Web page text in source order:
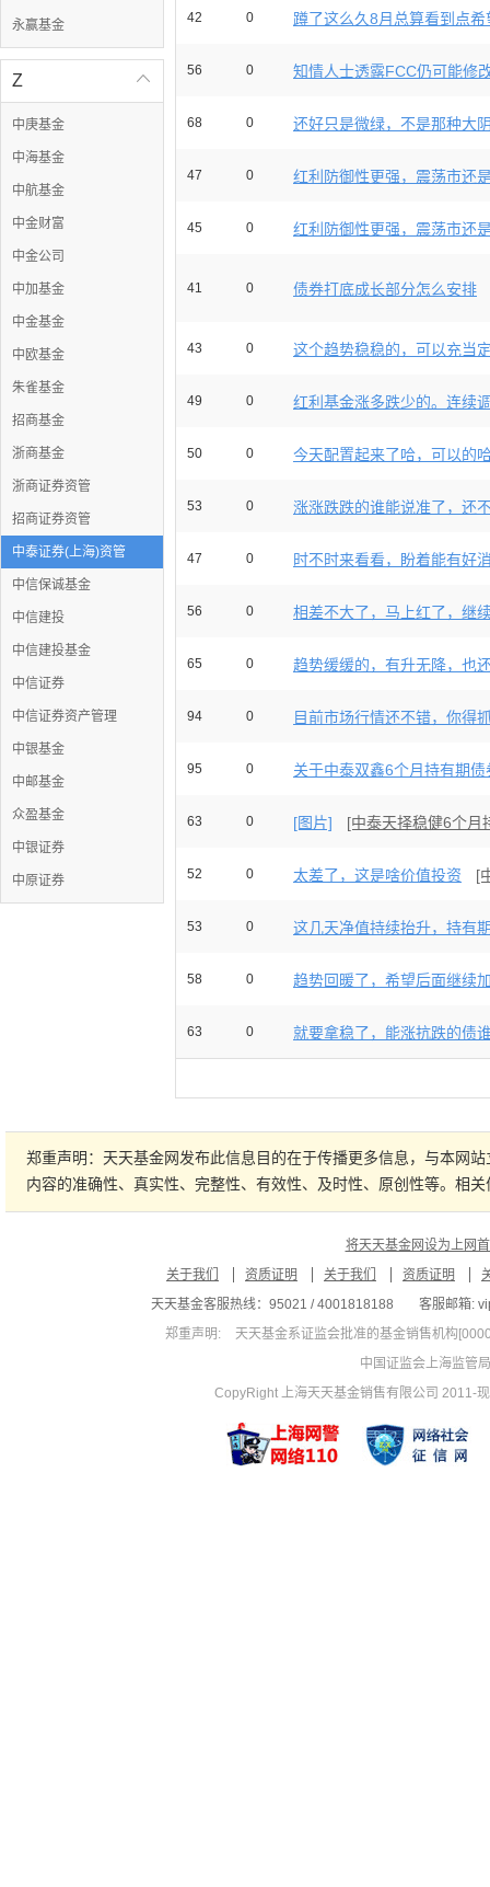
永赢基金

Z
中庚基金
中海基金
中航基金
中金财富
中金公司
中加基金
中金基金
中欧基金
朱雀基金
招商基金
浙商基金
浙商证券资管
招商证券资管
中泰证券(上海)资管
中信保诚基金
中信建投
中信建投基金
中信证券
中信证券资产管理
中银基金
中邮基金
众盈基金
中银证券
中原证券
42 0 蹲了这么久8月总算看到点
56 0 知情人士透露FCC仍可能修
68 0 还好只是微绿，不是那种大
47 0 红利防御性更强，震荡市还
45 0 红利防御性更强，震荡市还
41 0 债券打底成长部分怎么安排
43 0 这个趋势稳稳的，可以充当
49 0 红利基金涨多跌少的。连续
50 0 今天配置起来了哈，可以的
53 0 涨涨跌跌的谁能说准了，还
47 0 时不时来看看，盼着能有好
56 0 相差不大了，马上红了，继
65 0 趋势缓缓的，有升无降，也
94 0 目前市场行情还不错，你得
95 0 关于中泰双鑫6个月持有期
63 0 [图片] [中泰天择稳健6个月
52 0 太差了，这是啥价值投资 [
53 0 这几天净值持续抬升，持有
58 0 趋势回暖了，希望后面继续
63 0 就要拿稳了，能涨抗跌的债
郑重声明：天天基金网发布此信息目的在于传播更多信息，与本网
内容的准确性、真实性、完整性、有效性、及时性、原创性等。相
将天天基金网设为上网
关于我们
资质证明 关于我们 资质证明
天天基金客服热线：95021 / 4001818188
客服邮箱:
郑重声明:
天天基金系证监会批准的基金销售机构
中国证监会上海监管
CopyRight 上海天天基金销售有限公司 2011-